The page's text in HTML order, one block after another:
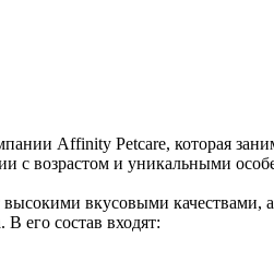
Affinity Petcare, которая
с возрастом и уникальными
высокими вкусовыми качествами,
его состав входят: